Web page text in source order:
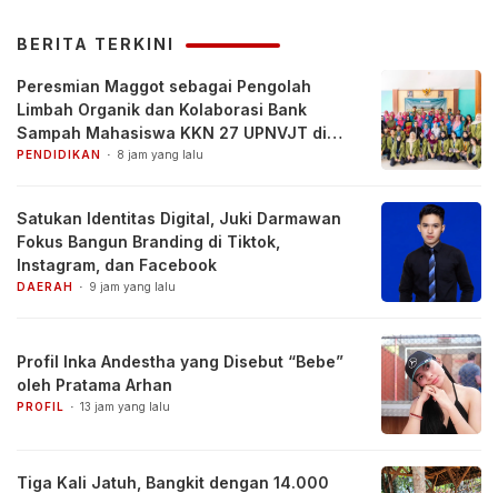
BERITA TERKINI
Peresmian Maggot sebagai Pengolah
Limbah Organik dan Kolaborasi Bank
Sampah Mahasiswa KKN 27 UPNVJT di
Desa Pacul, Bojonegoro
PENDIDIKAN 8 jam yang lalu
Satukan Identitas Digital, Juki Darmawan
Fokus Bangun Branding di Tiktok,
Instagram, dan Facebook
DAERAH 9 jam yang lalu
Profil Inka Andestha yang Disebut “Bebe”
oleh Pratama Arhan
PROFIL 13 jam yang lalu
Tiga Kali Jatuh, Bangkit dengan 14.000